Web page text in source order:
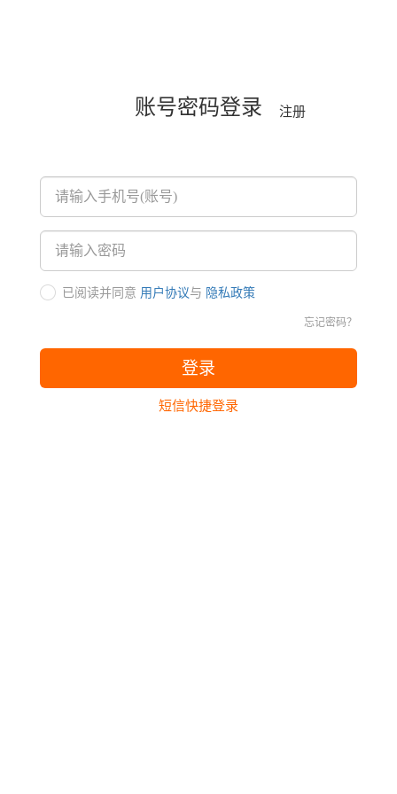
账号密码登录 注册
已阅读并同意 用户协议与 隐私政策
忘记密码？
登录
短信快捷登录